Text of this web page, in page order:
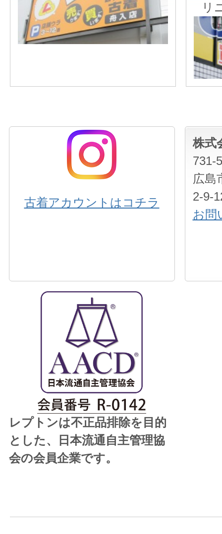
古着アカウントはコチラ
株式
731-
広島
2-9-
お問
レプトンは不正品排除を目的
とした、日本流通自主管理協
会の会員企業です。
リ